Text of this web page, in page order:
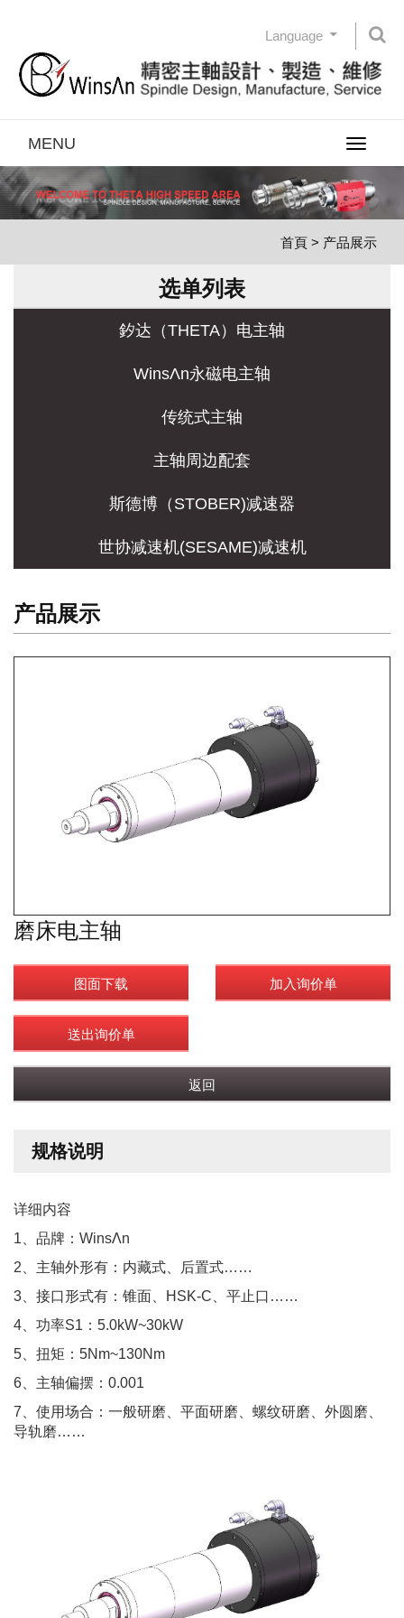
Language
Toggle
MENU
首頁 > 产品展示
选单列表
釸达（THETA）电主轴
WinsΛn永磁电主轴
传统式主轴
主轴周边配套
斯德博（STOBER)减速器
世协减速机(SESAME)减速机
产品展示
磨床电主轴
图面下载 加入询价单
送出询价单
返回
规格说明
详细内容
1、品牌：WinsΛn
2、主轴外形有：内藏式、后置式……
3、接口形式有：锥面、HSK-C、平止口……
4、功率S1：5.0kW~30kW
5、扭矩：5Nm~130Nm
6、主轴偏摆：0.001
7、使用场合：一般研磨、平面研磨、螺纹研磨、外圆磨、
导轨磨……